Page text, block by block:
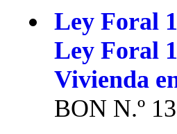
Ley Foral
Ley Foral
Vivienda
BON N.º